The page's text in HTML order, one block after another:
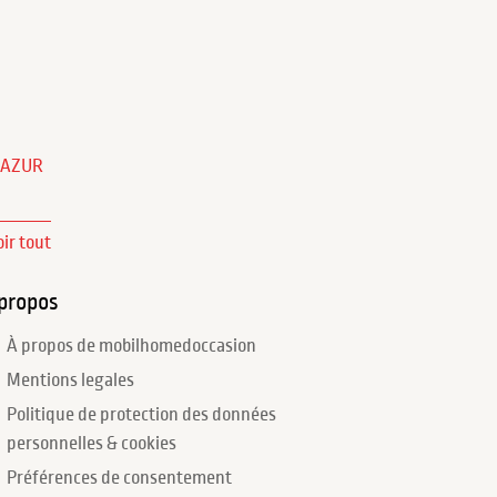
tout
À propos de mobilhomedoccasion
Mentions legales
Politique de protection des données
personnelles & cookies
Préférences de consentement